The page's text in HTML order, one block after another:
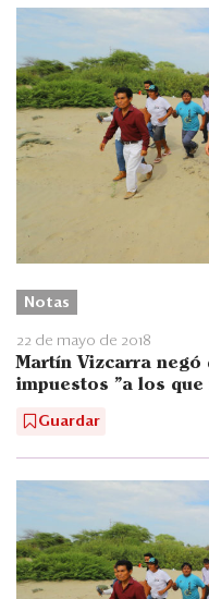
Notas
22 de mayo de 2018
Martín Vizcarra negó
impuestos "a los que
Guardar